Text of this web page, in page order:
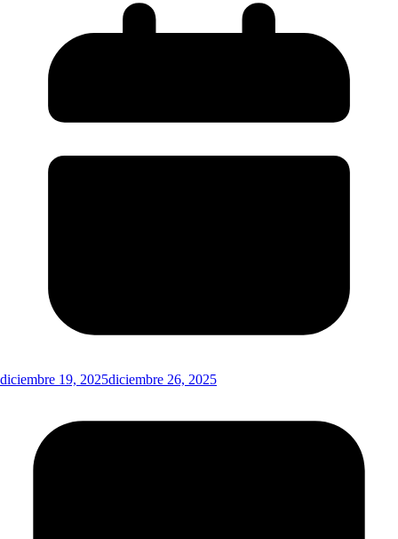
diciembre 19, 2025diciembre 26, 2025